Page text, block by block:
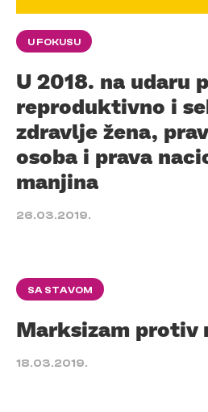
U FOKUSU
U 2018. na udaru
reproduktivno i
zdravlje žena,
osoba i prava
manjina
26.03.2019.
SA STAVOM
Marksizam protiv
18.03.2019.